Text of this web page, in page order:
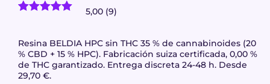
5 en base
a
valoraciones
de
clientes
5,00 (9)
Resina BELDIA HPC sin THC 35 % de cannabinoides (20
% CBD + 15 % HPC). Fabricación suiza certificada, 0,00 %
de THC garantizado. Entrega discreta 24-48 h. Desde
29,70 €.